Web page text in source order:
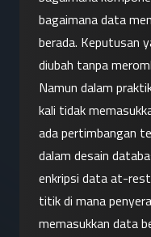
bagaimana data
berada. Keputusan
diubah tanpa
Namun dalam
kali tidak
ada pertimbangan
dalam desain
enkripsi data at-
titik di mana
memasukkan data